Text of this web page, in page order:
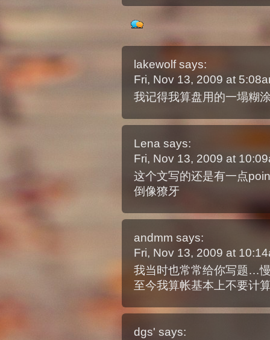
lakewolf says:
Fri, Nov 13, 2009 at
我记得我算盘用的一塌糊
Lena says:
Fri, Nov 13, 2009 at
这个文写的还是有一点
倒像獠牙
andmm says:
Fri, Nov 13, 2009 at
我当时也常常给你写题…
至今我算帐基本上不要计
dgs' says: